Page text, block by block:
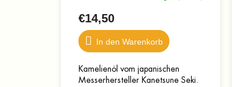
€14,50
In den Warenkorb
Kamelienöl vom japanischen
Messerhersteller Kanetsune Seki.